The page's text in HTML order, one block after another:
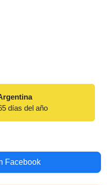
días del año
Facebook